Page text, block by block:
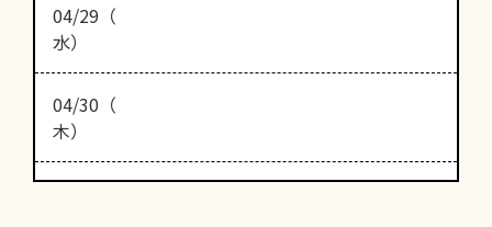
04/29（
水）
04/30（
木）